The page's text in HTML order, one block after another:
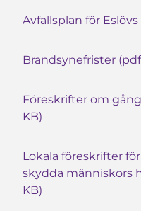
Avfallsplan för
Brandsynefrister (pdf,
Föreskrifter om
KB)
Lokala föreskrifter
skydda människors
KB)